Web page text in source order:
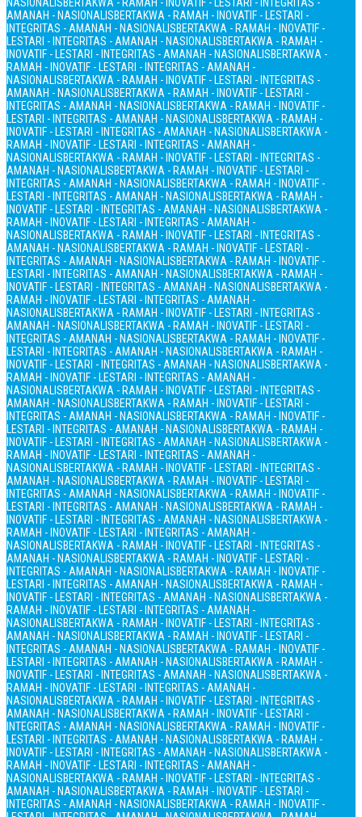
AMANAH - NASIONALISBERTAKWA - RAMAH - INOVATIF - LESTARI -
INTEGRITAS - AMANAH - NASIONALISBERTAKWA - RAMAH - INOVATIF -
LESTARI - INTEGRITAS - AMANAH - NASIONALISBERTAKWA - RAMAH -
INOVATIF - LESTARI - INTEGRITAS - AMANAH - NASIONALISBERTAKWA -
RAMAH - INOVATIF - LESTARI - INTEGRITAS - AMANAH -
NASIONALISBERTAKWA - RAMAH - INOVATIF - LESTARI - INTEGRITAS -
AMANAH - NASIONALISBERTAKWA - RAMAH - INOVATIF - LESTARI -
INTEGRITAS - AMANAH - NASIONALISBERTAKWA - RAMAH - INOVATIF -
LESTARI - INTEGRITAS - AMANAH - NASIONALISBERTAKWA - RAMAH -
INOVATIF - LESTARI - INTEGRITAS - AMANAH - NASIONALISBERTAKWA -
RAMAH - INOVATIF - LESTARI - INTEGRITAS - AMANAH -
NASIONALISBERTAKWA - RAMAH - INOVATIF - LESTARI - INTEGRITAS -
AMANAH - NASIONALISBERTAKWA - RAMAH - INOVATIF - LESTARI -
INTEGRITAS - AMANAH - NASIONALISBERTAKWA - RAMAH - INOVATIF -
LESTARI - INTEGRITAS - AMANAH - NASIONALISBERTAKWA - RAMAH -
INOVATIF - LESTARI - INTEGRITAS - AMANAH - NASIONALISBERTAKWA -
RAMAH - INOVATIF - LESTARI - INTEGRITAS - AMANAH -
NASIONALISBERTAKWA - RAMAH - INOVATIF - LESTARI - INTEGRITAS -
AMANAH - NASIONALISBERTAKWA - RAMAH - INOVATIF - LESTARI -
INTEGRITAS - AMANAH - NASIONALISBERTAKWA - RAMAH - INOVATIF -
LESTARI - INTEGRITAS - AMANAH - NASIONALISBERTAKWA - RAMAH -
INOVATIF - LESTARI - INTEGRITAS - AMANAH - NASIONALISBERTAKWA -
RAMAH - INOVATIF - LESTARI - INTEGRITAS - AMANAH -
NASIONALISBERTAKWA - RAMAH - INOVATIF - LESTARI - INTEGRITAS -
AMANAH - NASIONALISBERTAKWA - RAMAH - INOVATIF - LESTARI -
INTEGRITAS - AMANAH - NASIONALISBERTAKWA - RAMAH - INOVATIF -
LESTARI - INTEGRITAS - AMANAH - NASIONALISBERTAKWA - RAMAH -
INOVATIF - LESTARI - INTEGRITAS - AMANAH - NASIONALISBERTAKWA -
RAMAH - INOVATIF - LESTARI - INTEGRITAS - AMANAH -
NASIONALISBERTAKWA - RAMAH - INOVATIF - LESTARI - INTEGRITAS -
AMANAH - NASIONALISBERTAKWA - RAMAH - INOVATIF - LESTARI -
INTEGRITAS - AMANAH - NASIONALISBERTAKWA - RAMAH - INOVATIF -
LESTARI - INTEGRITAS - AMANAH - NASIONALISBERTAKWA - RAMAH -
INOVATIF - LESTARI - INTEGRITAS - AMANAH - NASIONALISBERTAKWA -
RAMAH - INOVATIF - LESTARI - INTEGRITAS - AMANAH -
NASIONALISBERTAKWA - RAMAH - INOVATIF - LESTARI - INTEGRITAS -
AMANAH - NASIONALISBERTAKWA - RAMAH - INOVATIF - LESTARI -
INTEGRITAS - AMANAH - NASIONALISBERTAKWA - RAMAH - INOVATIF -
LESTARI - INTEGRITAS - AMANAH - NASIONALISBERTAKWA - RAMAH -
INOVATIF - LESTARI - INTEGRITAS - AMANAH - NASIONALISBERTAKWA -
RAMAH - INOVATIF - LESTARI - INTEGRITAS - AMANAH -
NASIONALISBERTAKWA - RAMAH - INOVATIF - LESTARI - INTEGRITAS -
AMANAH - NASIONALISBERTAKWA - RAMAH - INOVATIF - LESTARI -
INTEGRITAS - AMANAH - NASIONALISBERTAKWA - RAMAH - INOVATIF -
LESTARI - INTEGRITAS - AMANAH - NASIONALISBERTAKWA - RAMAH -
INOVATIF - LESTARI - INTEGRITAS - AMANAH - NASIONALISBERTAKWA -
RAMAH - INOVATIF - LESTARI - INTEGRITAS - AMANAH -
NASIONALISBERTAKWA - RAMAH - INOVATIF - LESTARI - INTEGRITAS -
AMANAH - NASIONALISBERTAKWA - RAMAH - INOVATIF - LESTARI -
INTEGRITAS - AMANAH - NASIONALISBERTAKWA - RAMAH - INOVATIF -
LESTARI - INTEGRITAS - AMANAH - NASIONALISBERTAKWA - RAMAH -
INOVATIF - LESTARI - INTEGRITAS - AMANAH - NASIONALISBERTAKWA -
RAMAH - INOVATIF - LESTARI - INTEGRITAS - AMANAH -
NASIONALISBERTAKWA - RAMAH - INOVATIF - LESTARI - INTEGRITAS -
AMANAH - NASIONALISBERTAKWA - RAMAH - INOVATIF - LESTARI -
INTEGRITAS - AMANAH - NASIONALISBERTAKWA - RAMAH - INOVATIF -
LESTARI - INTEGRITAS - AMANAH - NASIONALISBERTAKWA - RAMAH -
INOVATIF - LESTARI - INTEGRITAS - AMANAH - NASIONALISBERTAKWA -
RAMAH - INOVATIF - LESTARI - INTEGRITAS - AMANAH -
NASIONALISBERTAKWA - RAMAH - INOVATIF - LESTARI - INTEGRITAS -
AMANAH - NASIONALISBERTAKWA - RAMAH - INOVATIF - LESTARI -
INTEGRITAS - AMANAH - NASIONALISBERTAKWA - RAMAH - INOVATIF -